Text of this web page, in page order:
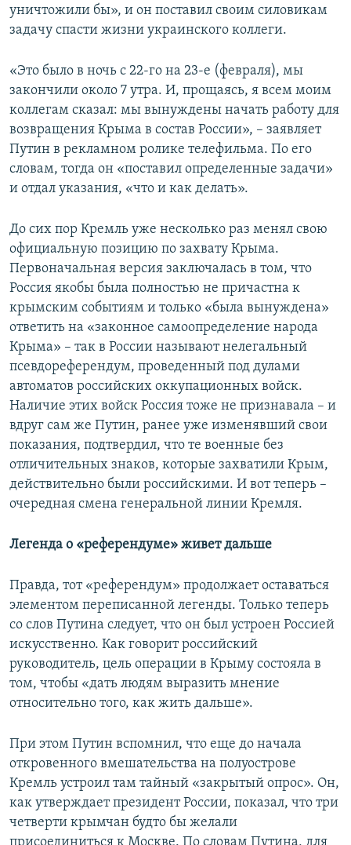
уничтожили бы», и он поставил своим силовикам
задачу спасти жизни украинского коллеги.
«Это было в ночь с 22-го на 23-е (февраля), мы
закончили около 7 утра. И, прощаясь, я всем моим
коллегам сказал: мы вынуждены начать работу для
возвращения Крыма в состав России», – заявляет
Путин в рекламном ролике телефильма. По его
словам, тогда он «поставил определенные задачи»
и отдал указания, «что и как делать».
До сих пор Кремль уже несколько раз менял свою
официальную позицию по захвату Крыма.
Первоначальная версия заключалась в том, что
Россия якобы была полностью не причастна к
крымским событиям и только «была вынуждена»
ответить на «законное самоопределение народа
Крыма» – так в России называют нелегальный
псевдореферендум, проведенный под дулами
автоматов российских оккупационных войск.
Наличие этих войск Россия тоже не признавала – и
вдруг сам же Путин, ранее уже изменявший свои
показания, подтвердил, что те военные без
отличительных знаков, которые захватили Крым,
действительно были российскими. И вот теперь –
очередная смена генеральной линии Кремля.
Легенда о «референдуме» живет дальше
Правда, тот «референдум» продолжает оставаться
элементом переписанной легенды. Только теперь
со слов Путина следует, что он был устроен Россией
искусственно. Как говорит российский
руководитель, цель операции в Крыму состояла в
том, чтобы «дать людям выразить мнение
относительно того, как жить дальше».
При этом Путин вспомнил, что еще до начала
откровенного вмешательства на полуострове
Кремль устроил там тайный «закрытый опрос». Он,
как утверждает президент России, показал, что три
четверти крымчан будто бы желали